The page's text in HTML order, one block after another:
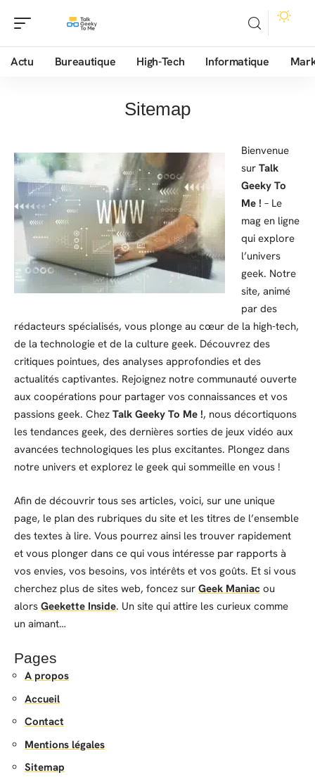
Actu Bureautique High-Tech Informatique
Sitemap
Bienvenue
sur Talk
Geeky To
Me ! – Le
mag en ligne
qui explore
l’univers
geek. Notre
site, animé
par des
rédacteurs spécialisés, vous plonge au cœur de la high-tech,
de la technologie et de la culture geek. Découvrez des
critiques pointues, des analyses approfondies et des
actualités captivantes. Rejoignez notre communauté ouverte
aux coopérations pour partager vos connaissances et vos
passions geek. Chez Talk Geeky To Me !, nous décortiquons
les tendances geek, des dernières sorties de jeux vidéo aux
avancées technologiques les plus excitantes. Plongez dans
notre univers et explorez le geek qui sommeille en vous !
Afin de découvrir tous ses articles, voici, sur une unique
page, le plan des rubriques du site et les titres de l’ensemble
des textes à lire. Vous pourrez ainsi les trouver rapidement
et vous plonger dans ce qui vous intéresse par rapports à
vos envies, vos besoins, vos intérêts et vos goûts. Et si vous
cherchez plus de sites web, foncez sur Geek Maniac ou
alors Geekette Inside. Un site qui attire les curieux comme
un aimant…
Pages
A propos
Accueil
Contact
Mentions légales
Sitemap